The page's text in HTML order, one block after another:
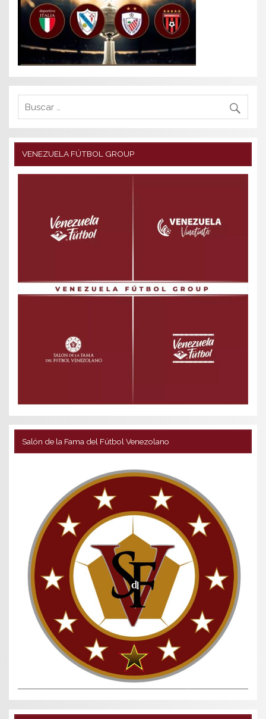
VENEZUELA FÚTBOL GROUP
Salón de la Fama del Fútbol Venezolano